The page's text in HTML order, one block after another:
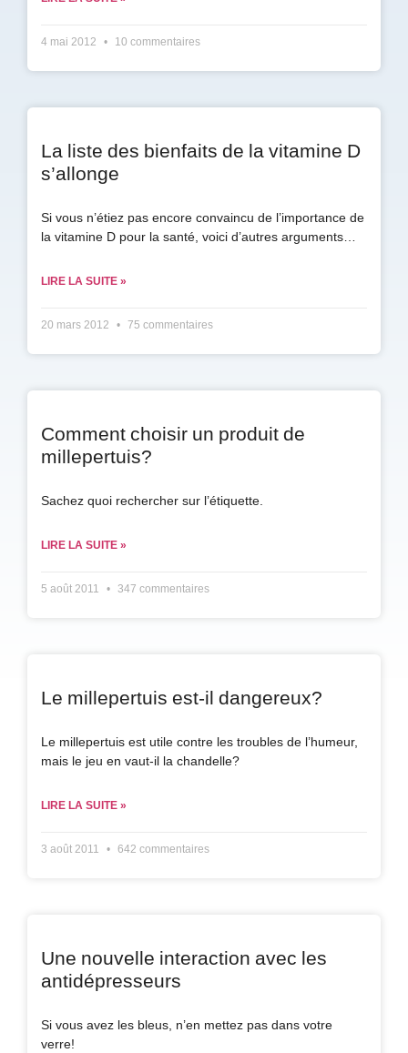
4 mai 2012 10 commentaires
La liste des bienfaits de la vitamine D
s’allonge
Si vous n’étiez pas encore convaincu de l’importance de
la vitamine D pour la santé, voici d’autres arguments…
LIRE LA SUITE »
20 mars 2012 75 commentaires
Comment choisir un produit de
millepertuis?
Sachez quoi rechercher sur l’étiquette.
LIRE LA SUITE »
5 août 2011 347 commentaires
Le millepertuis est-il dangereux?
Le millepertuis est utile contre les troubles de l’humeur,
mais le jeu en vaut-il la chandelle?
LIRE LA SUITE »
3 août 2011 642 commentaires
Une nouvelle interaction avec les
antidépresseurs
Si vous avez les bleus, n’en mettez pas dans votre
verre!